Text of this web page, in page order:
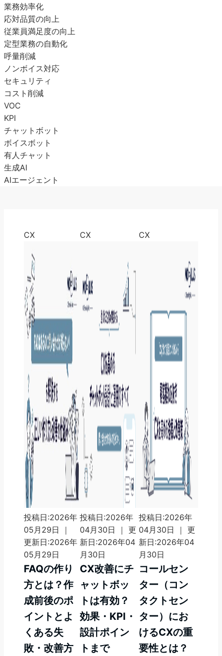
業務効率化
応対品質の向上
従業員満足度の向上
定型業務の自動化
呼量削減
ノンボイス対応
セキュリティ
コスト削減
VOC
KPI
チャットボット
ボイスボット
有人チャット
生成AI
AIエージェント
CX
投稿日:2026年
05月29日 ｜
更新日:2026年
05月29日
FAQの作り
方とは？作
成前後のポ
イントとよ
くある失
敗・改善方
CX
投稿日:2026年
04月30日 ｜ 更
新日:2026年04
月30日
CX改善にチ
ャットボッ
トは有効？
効果・KPI・
設計ポイン
トまで
CX
投稿日:2026年
04月30日 ｜ 更
新日:2026年04
月30日
コールセン
ター（コン
タクトセン
ター）にお
けるCXの重
要性とは？